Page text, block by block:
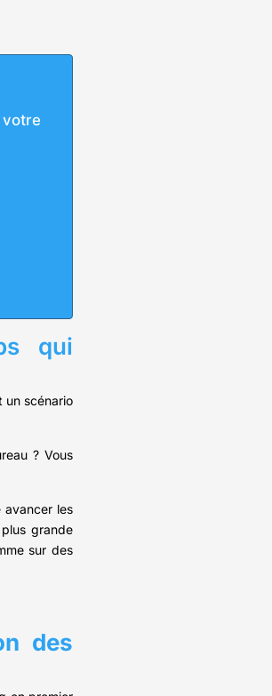
qui
un scénario
? Vous
avancer les
grande
sur des
des